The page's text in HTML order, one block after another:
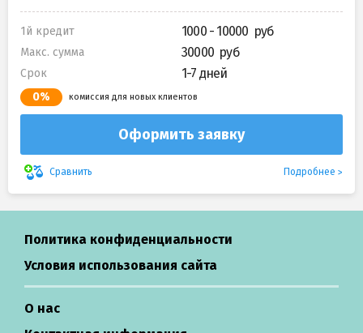
1й кредит 1000 - 10000
Макс. сумма 30000
Срок 1-7 дней
0% комиссия для новых клиентов
Оформить заявку
Сравнить Подробнее
Политика конфиденциальности
Условия использования сайта
О нас